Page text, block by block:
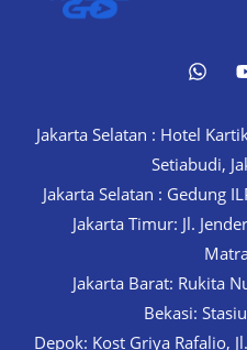
Jakarta Selatan : Hotel
Setiabudi,
Jakarta Selatan : Gedung
Jakarta Timur: Jl.
Jakarta Barat: Rukita
Bekasi:
Depok: Kost Griya Rafalio,